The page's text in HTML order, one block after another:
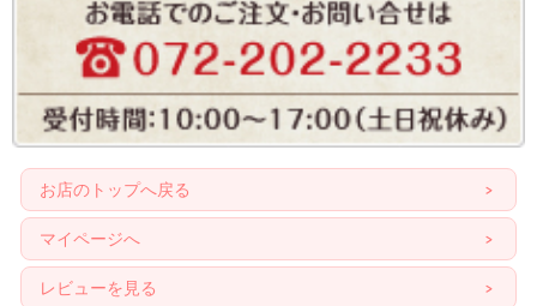
お店のトップへ戻る
マイページへ
レビューを見る